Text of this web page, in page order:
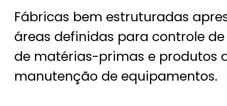
Fábricas bem estruturadas
áreas definidas para controle
de matérias-primas e produtos
manutenção de equipamentos.